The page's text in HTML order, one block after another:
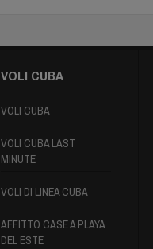
VOLI CUBA
VOLI CUBA
VOLI CUBA LAST
MINUTE
VOLI DI LINEA CUBA
AFFITTO CASE A PLAYA
DEL ESTE